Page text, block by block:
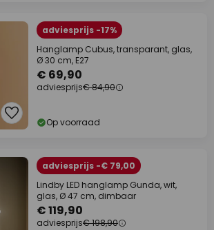
adviesprijs -17%
Hanglamp Cubus, transparant, glas,
Ø 30 cm, E27
€ 69,90
adviesprijs€ 84,90
Op voorraad
adviesprijs -€ 79,00
Lindby LED hanglamp Gunda, wit,
glas, Ø 47 cm, dimbaar
€ 119,90
adviesprijs€ 198,90